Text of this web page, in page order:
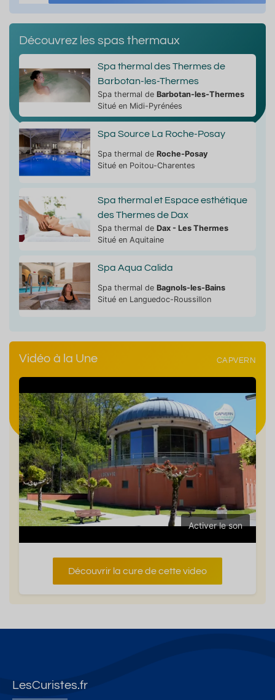
Découvrez les spas thermaux
Spa thermal des Thermes de
Barbotan-les-Thermes
Spa thermal de Barbotan-les-Thermes
Situé en Midi-Pyrénées
Spa Source La Roche-Posay
Spa thermal de Roche-Posay
Situé en Poitou-Charentes
Spa thermal et Espace esthétique
des Thermes de Dax
Spa thermal de Dax - Les Thermes
Situé en Aquitaine
Spa Aqua Calida
Spa thermal de Bagnols-les-Bains
Situé en Languedoc-Roussillon
Vidéo à la Une CAPVERN
Activer le son
Découvrir la cure de cette video
LesCuristes.fr